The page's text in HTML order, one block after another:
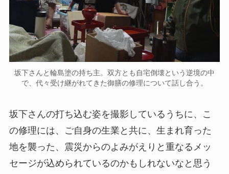
坂下さんと輪島塗の持ち主。双方とも自宅倒壊という逆境の中
で、代々受け継がれてきた御膳の修理について話し合う。
坂下さんの打ち込む姿を撮影しているうちに、こ
の修理には、ご自身の生業と共に、生まれ育った
地を襲った、震災からのよみがえりと重なるメッ
セージが込められているのかもしれないなと思う